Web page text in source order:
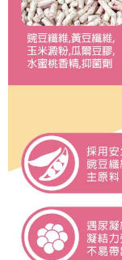
４．使用「AFTEE先
時審查核予不同之上
請求用戶進行身份認證。
５．嚴禁一人註冊多
恩沛科技股份有限公